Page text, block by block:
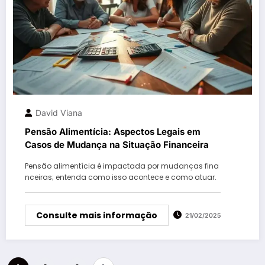
David Viana
Pensão Alimentícia: Aspectos Legais em
Casos de Mudança na Situação Financeira
Pensão alimentícia é impactada por mudanças fina
nceiras; entenda como isso acontece e como atuar.
Consulte mais informação 21/02/2025